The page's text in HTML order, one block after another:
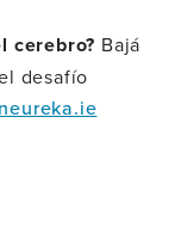
cerebro? Bajá
desafío